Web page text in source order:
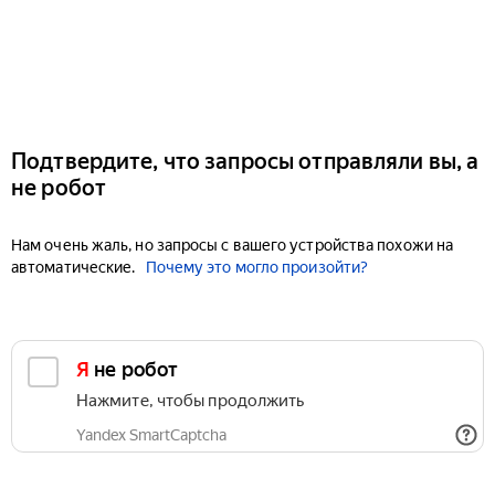
Подтвердите, что запросы отправляли вы, а
не робот
Нам очень жаль, но запросы с вашего устройства похожи на
автоматические.
Почему это могло произойти?
Я не робот
Нажмите, чтобы продолжить
Yandex SmartCaptcha